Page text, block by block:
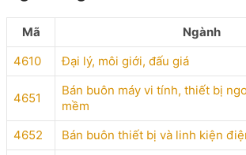
Mã
Ngành
4610
Đại lý, môi giới, đấu giá
4651
Bán buôn máy vi tính, thiết bị
mềm
4652
Bán buôn thiết bị và linh kiện